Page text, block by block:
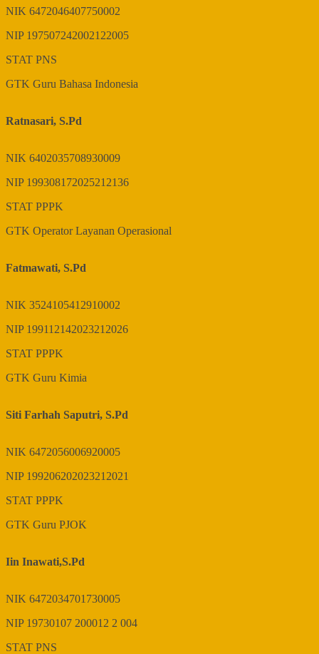
NIK 6472046407750002
NIP 197507242002122005
STAT PNS
GTK Guru Bahasa Indonesia
Ratnasari, S.Pd
NIK 6402035708930009
NIP 199308172025212136
STAT PPPK
GTK Operator Layanan Operasional
Fatmawati, S.Pd
NIK 3524105412910002
NIP 199112142023212026
STAT PPPK
GTK Guru Kimia
Siti Farhah Saputri, S.Pd
NIK 6472056006920005
NIP 199206202023212021
STAT PPPK
GTK Guru PJOK
Iin Inawati,S.Pd
NIK 6472034701730005
NIP 19730107 200012 2 004
STAT PNS